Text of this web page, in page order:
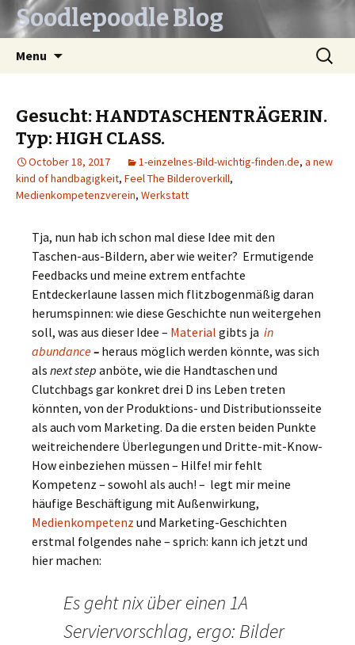
Soodlepoodle Blog
Menu
Search
for:
Gesucht: HANDTASCHENTRÄGERIN.
Typ: HIGH CLASS.
October 18, 2017 1-einzelnes-Bild-wichtig-finden.de, a new
kind of handbagigkeit, Feel The Bilderoverkill,
Medienkompetenzverein, Werkstatt
Tja, nun hab ich schon mal diese Idee mit den
Taschen-aus-Bildern, aber wie weiter? Ermutigende
Feedbacks und meine extrem entfachte
Entdeckerlaune lassen mich flitzbogenmäßig daran
herumspinnen: wie diese Geschichte nun weitergehen
soll, was aus dieser Idee – Material gibts ja in
abundance– heraus möglich werden könnte, was sich
als next step anböte, wie die Handtaschen und
Clutchbags gar konkret drei D ins Leben treten
könnten, von der Produktions- und Distributionsseite
als auch vom Marketing. Da die ersten beiden Punkte
weitreichendere Überlegungen und Dritte-mit-Know-
How einbeziehen müssen – Hilfe! mir fehlt
Kompetenz – sowohl als auch! – legt mir meine
häufige Beschäftigung mit Außenwirkung,
Medienkompetenz und Marketing-Geschichten
erstmal folgendes nahe – sprich: kann ich jetzt und
hier machen:
Es geht nix über einen 1A
Serviervorschlag, ergo: Bilder